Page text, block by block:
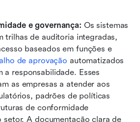
e governança: Os sistemas
trilhas de auditoria integradas,
controles de acesso baseados em funções e
de aprovação automatizados
a responsabilidade. Esses
as empresas a atender aos
padrões de políticas
de conformidade
setor. A documentação clara de